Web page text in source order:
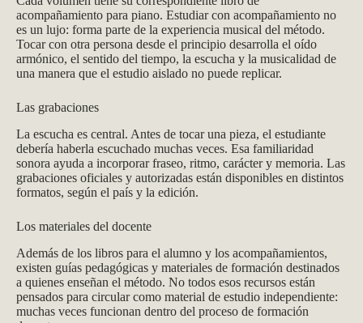
acompañamiento para piano. Estudiar con acompañamiento no
es un lujo: forma parte de la experiencia musical del método.
Tocar con otra persona desde el principio desarrolla el oído
armónico, el sentido del tiempo, la escucha y la musicalidad de
una manera que el estudio aislado no puede replicar.
Las grabaciones
La escucha es central. Antes de tocar una pieza, el estudiante
debería haberla escuchado muchas veces. Esa familiaridad
sonora ayuda a incorporar fraseo, ritmo, carácter y memoria. Las
grabaciones oficiales y autorizadas están disponibles en distintos
formatos, según el país y la edición.
Los materiales del docente
Además de los libros para el alumno y los acompañamientos,
existen guías pedagógicas y materiales de formación destinados
a quienes enseñan el método. No todos esos recursos están
pensados para circular como material de estudio independiente:
muchas veces funcionan dentro del proceso de formación